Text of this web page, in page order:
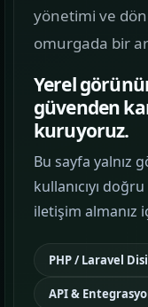
Mobil
SEO
ARAMA
yönetimi ve
omurgada bir
Yerel
güvenden
kuruyoruz.
Bu sayfa yalnız
kullanıcıyı
iletişim almanız
PHP / Laravel
API &